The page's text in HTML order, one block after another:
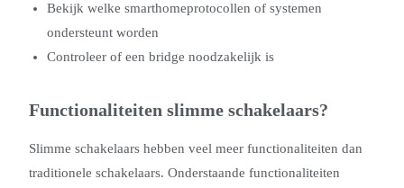
Bekijk welke smarthomeprotocollen of systemen
ondersteunt worden
Controleer of een bridge noodzakelijk is
Functionaliteiten slimme schakelaars?
Slimme schakelaars hebben veel meer functionaliteiten dan
traditionele schakelaars. Onderstaande functionaliteiten